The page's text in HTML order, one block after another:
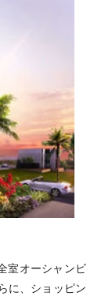
室オーシャンビ
に、ショッピン